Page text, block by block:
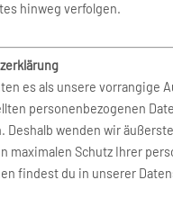
2026
hinweg verfolgen.
es als unsere vorrangige
personenbezogenen
Deshalb wenden wir
maximalen Schutz Ihrer
findest du in unserer